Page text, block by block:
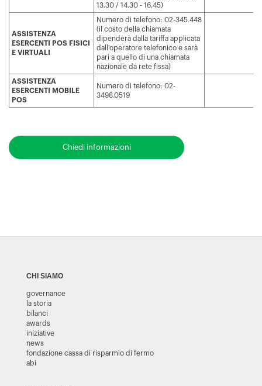
13,30 / 14,30 - 16,45)
ASSISTENZA
ESERCENTI POS FISICI
E VIRTUALI
Numero di telefono: 02-345.448
(il costo della chiamata
dipenderà dalla tariffa applicata
dall'operatore telefonico e sarà
pari a quello di una chiamata
nazionale da rete fissa)
ASSISTENZA
ESERCENTI MOBILE
POS
Numero di telefono: 02-
3498.0519
Chiedi informazioni
CHI SIAMO
governance
la storia
bilanci
awards
iniziative
news
fondazione cassa di risparmio di fermo
abi